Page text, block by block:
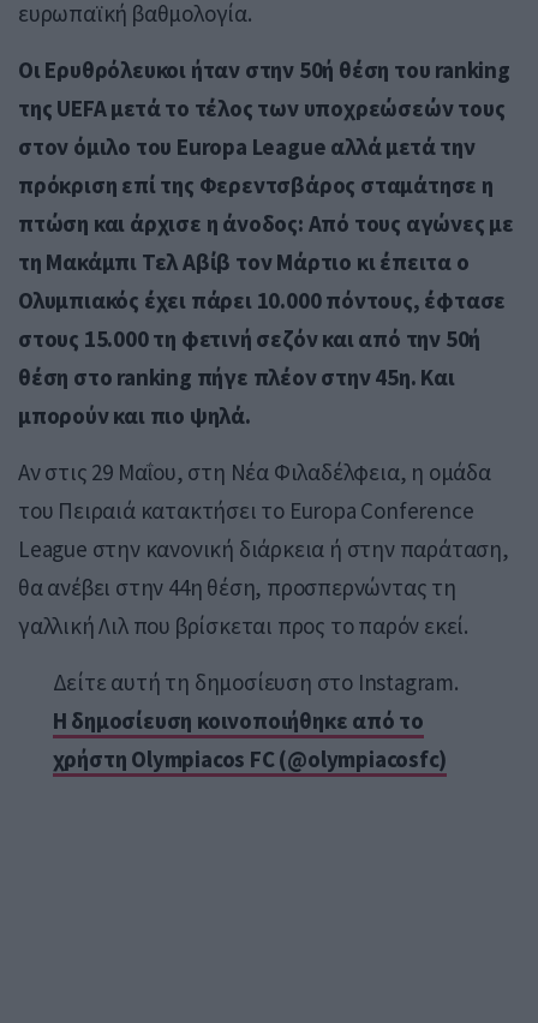
ευρωπαϊκή βαθμολογία.
Οι Ερυθρόλευκοι ήταν στην 50ή θέση του ranking
της UEFA μετά το τέλος των υποχρεώσεών τους
στον όμιλο του Europa League αλλά μετά την
πρόκριση επί της Φερεντσβάρος σταμάτησε η
πτώση και άρχισε η άνοδος: Από τους αγώνες με
τη Μακάμπι Τελ Αβίβ τον Μάρτιο κι έπειτα ο
Ολυμπιακός έχει πάρει 10.000 πόντους, έφτασε
στους 15.000 τη φετινή σεζόν και από την 50ή
θέση στο ranking πήγε πλέον στην 45η. Και
μπορούν και πιο ψηλά.
Αν στις 29 Μαΐου, στη Νέα Φιλαδέλφεια, η ομάδα
του Πειραιά κατακτήσει το Europa Conference
League στην κανονική διάρκεια ή στην παράταση,
θα ανέβει στην 44η θέση, προσπερνώντας τη
γαλλική Λιλ που βρίσκεται προς το παρόν εκεί.
Δείτε αυτή τη δημοσίευση στο Instagram.
Η δημοσίευση κοινοποιήθηκε από το
χρήστη Olympiacos FC (@olympiacosfc)